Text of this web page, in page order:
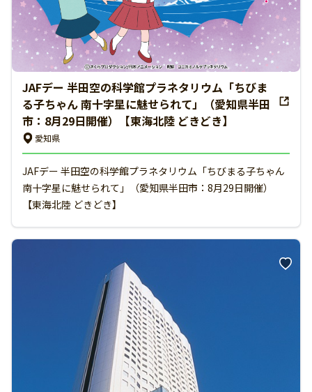
JAFデー 半田空の科学館プラネタリウム「ちびま
る子ちゃん 南十字星に魅せられて」（愛知県半田
市：8月29日開催）【東海北陸 どきどき】
愛知県
JAFデー 半田空の科学館プラネタリウム「ちびまる子ちゃん
南十字星に魅せられて」（愛知県半田市：8月29日開催）
【東海北陸 どきどき】